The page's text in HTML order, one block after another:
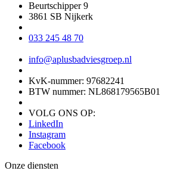
Beurtschipper 9
3861 SB Nijkerk
033 245 48 70
info@aplusbadviesgroep.nl
KvK-nummer: 97682241
BTW nummer: NL868179565B01
VOLG ONS OP:
LinkedIn
Instagram
Facebook
Onze diensten